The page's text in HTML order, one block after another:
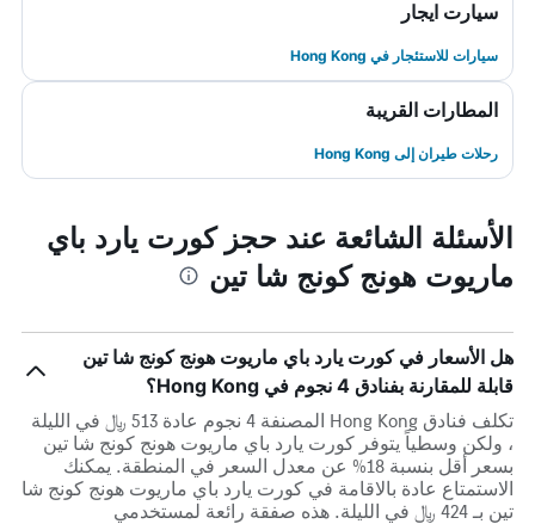
سيارت ايجار
سيارات للاستئجار في Hong Kong
المطارات القريبة
رحلات طيران إلى Hong Kong
الأسئلة الشائعة عند حجز كورت يارد باي
ماريوت هونج كونج شا تين
هل الأسعار في كورت يارد باي ماريوت هونج كونج شا تين
قابلة للمقارنة بفنادق 4 نجوم في Hong Kong؟
تكلف فنادق Hong Kong المصنفة 4 نجوم عادة 513 ﷼ في الليلة
، ولكن وسطياً يتوفر كورت يارد باي ماريوت هونج كونج شا تين
بسعر أقل بنسبة 18% عن معدل السعر في المنطقة. يمكنك
الاستمتاع عادة بالاقامة في كورت يارد باي ماريوت هونج كونج شا
تين بـ 424 ﷼ في الليلة. هذه صفقة رائعة لمستخدمي